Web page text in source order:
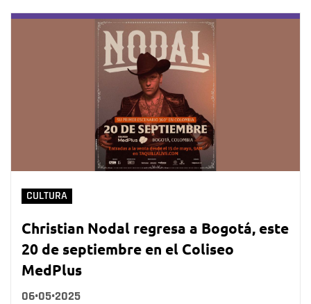
CULTURA
Christian Nodal regresa a Bogotá, este
20 de septiembre en el Coliseo
MedPlus
06•05•2025